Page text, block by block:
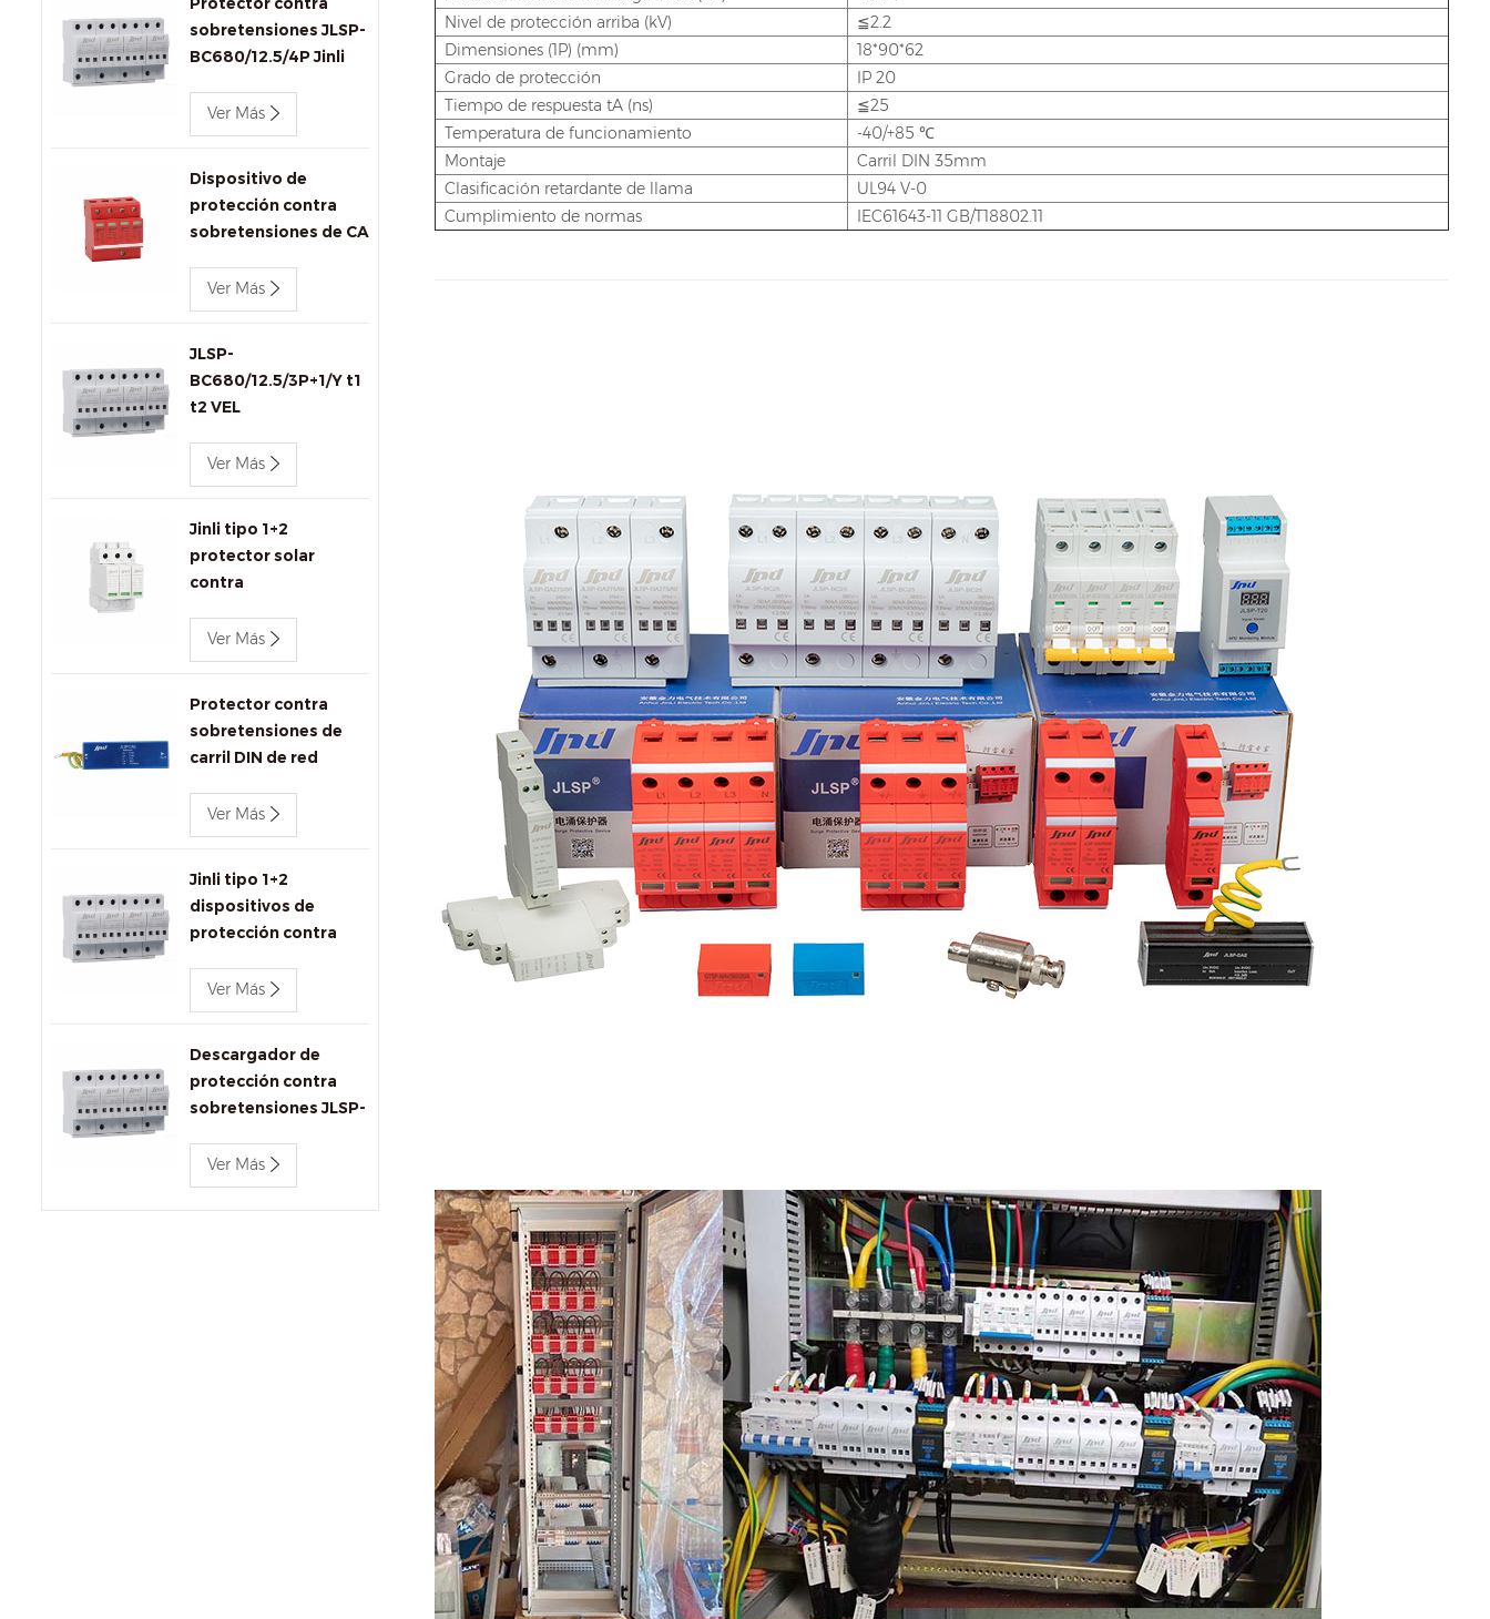
sobretensiones JLSP-
BC680/12.5/4P Jinli
Ver Más
Dispositivo de
protección contra
sobretensiones de CA
SPD JLSP-
GA440/80/4P
Ver Más
JLSP-
BC680/12.5/3P+1/Y t1
t2 VEL
Ver Más
Jinli tipo 1+2
protector solar
contra
1000V DC SPD
Ver Más
Protector contra
sobretensiones de
carril DIN de red
1000Mbps
Ver Más
Jinli tipo 1+2
dispositivos de
protección contra
680V
Ver Más
Descargador de
protección contra
sobretensiones JLSP-
Ver Más
Nivel de protección arriba (kV)
≦2.2
Dimensiones (1P) (mm)
18*90*62
Grado de protección
IP 20
Tiempo de respuesta tA (ns)
≦25
Temperatura de funcionamiento
-40/+85 ℃
Montaje
Carril DIN 35mm
Clasificación retardante de llama
UL94 V-0
Cumplimiento de normas
IEC61643-11 GB/T18802.11